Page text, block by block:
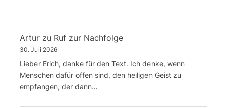
Artur zu Ruf zur Nachfolge
30. Juli 2026
Lieber Erich, danke für den Text. Ich denke, wenn
Menschen dafür offen sind, den heiligen Geist zu
empfangen, der dann…